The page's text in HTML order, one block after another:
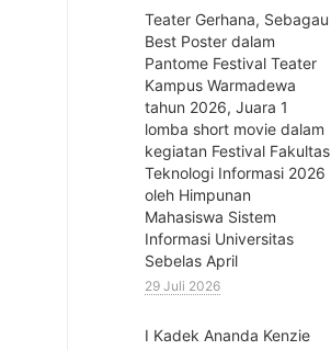
Teater Gerhana, Sebagau
Best Poster dalam
Pantome Festival Teater
Kampus Warmadewa
tahun 2026, Juara 1
lomba short movie dalam
kegiatan Festival Fakultas
Teknologi Informasi 2026
oleh Himpunan
Mahasiswa Sistem
Informasi Universitas
Sebelas April
29 Juli 2026
⁠I Kadek Ananda Kenzie